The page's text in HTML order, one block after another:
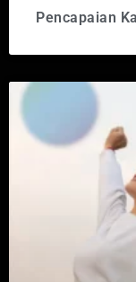
Pencapaian